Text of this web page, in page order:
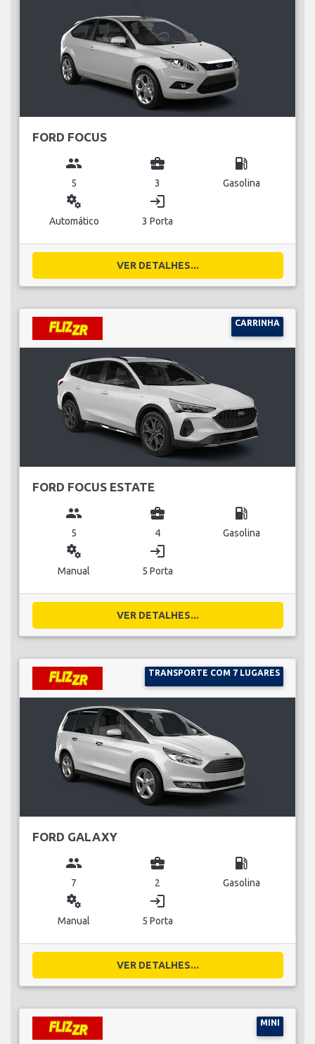
FORD FOCUS
group
5
business_center
3
local_gas_station
Gasolina
miscellaneous_services
Automático
login
3 Porta
VER DETALHES...
CARRINHA
FORD FOCUS ESTATE
group
5
business_center
4
local_gas_station
Gasolina
miscellaneous_services
Manual
login
5 Porta
VER DETALHES...
TRANSPORTE COM 7 LUGARES
FORD GALAXY
group
7
business_center
2
local_gas_station
Gasolina
miscellaneous_services
Manual
login
5 Porta
VER DETALHES...
MINI